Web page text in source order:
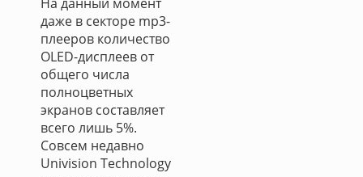
даже в секторе mp3-
плееров количество
OLED-дисплеев от
общего числа
полноцветных
экранов составляет
всего лишь 5%.
Совсем недавно
Univision Technology